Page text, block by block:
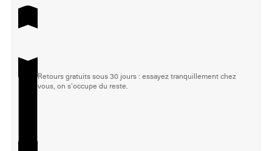
Retours gratuits sous 30 jours : essayez tranquillement chez
vous, on s'occupe du reste.